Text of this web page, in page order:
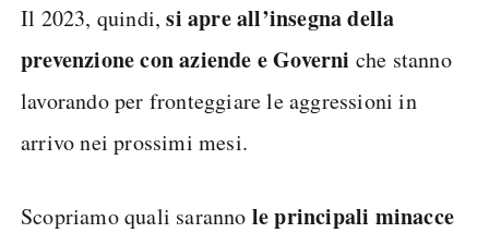
Il 2023, quindi,si apre all’insegna della
prevenzione con aziende e Governi che stanno
lavorando per fronteggiare le aggressioni in
arrivo nei prossimi mesi.
Scopriamo quali saranno le principali minacce